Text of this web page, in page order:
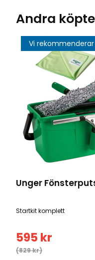
Andra
Vi rekommenderar
Unger
Startkit komplett
595 kr
(829 kr)